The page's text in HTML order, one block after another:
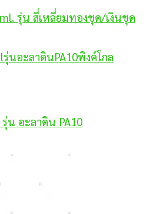
รุ่น สี่เหลี่ยมทองชุด/เงินชุด
น อะลาดิน PA10